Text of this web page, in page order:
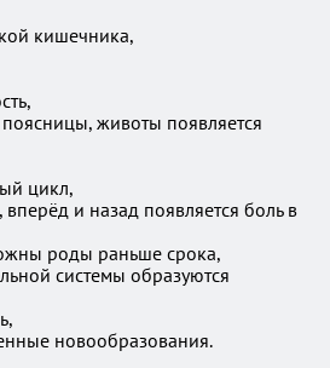
кишечника,
животы появляется
цикл,
и назад появляется боль в
роды раньше срока,
системы образуются
новообразования.